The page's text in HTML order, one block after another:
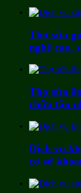
Thợ sửa
nghề cao,
Thợ sửa
chữa tận
Dịch vụ
cơ sở